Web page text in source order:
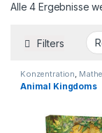
Alle 4 Ergebnisse
Filters
Konzentration
Animal Kingdoms